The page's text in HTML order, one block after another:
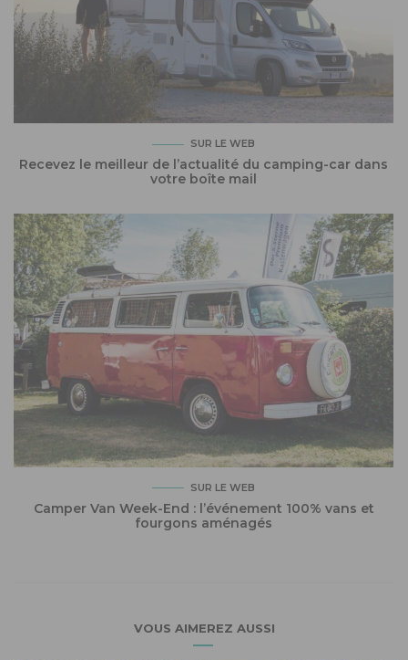
SUR LE WEB
Recevez le meilleur de l’actualité du camping-car dans
votre boîte mail
SUR LE WEB
Camper Van Week-End : l’événement 100% vans et
fourgons aménagés
VOUS AIMEREZ AUSSI